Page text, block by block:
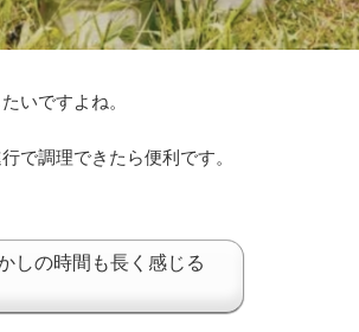
いですよね。
で調理できたら便利です。
しの時間も長く感じる